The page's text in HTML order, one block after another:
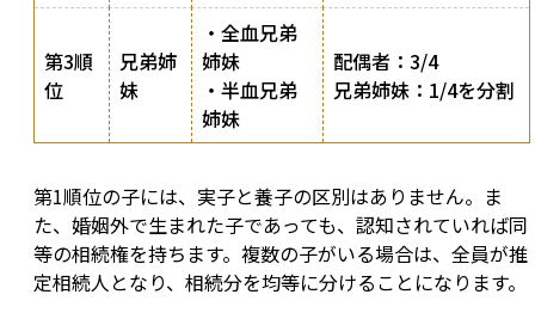
第3順
位
兄弟姉
妹
・全血兄弟
姉妹
・半血兄弟
姉妹
配偶者：3/4
兄弟姉妹：1/4を分割
第1順位の子には、実子と養子の区別はありません。ま
た、婚姻外で生まれた子であっても、認知されていれば同
等の相続権を持ちます。複数の子がいる場合は、全員が推
定相続人となり、相続分を均等に分けることになります。